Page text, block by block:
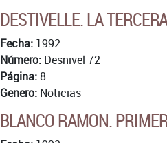
DESTIVELLE. LA
Fecha: 1992
Número: Desnivel 72
Página:8
Genero: Noticias
BLANCO RAMON.